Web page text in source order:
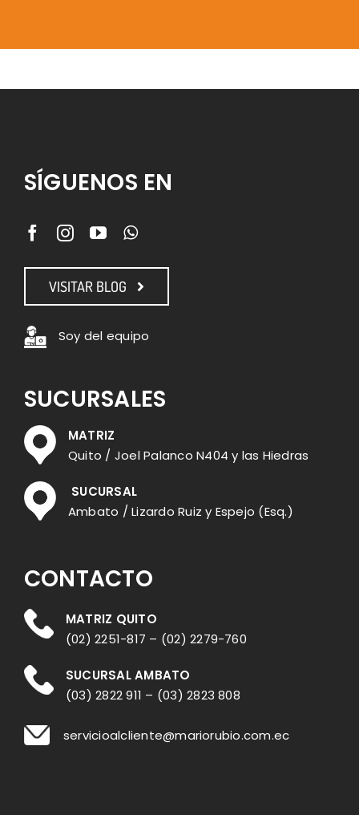
SÍGUENOS EN
VISITAR BLOG
Soy del equipo
SUCURSALES
MATRIZ
Quito / Joel Palanco N404 y las Hiedras
SUCURSAL
Ambato / Lizardo Ruiz y Espejo (Esq.)
CONTACTO
MATRIZ QUITO
(02) 2251-817 – (02) 2279-760
SUCURSAL AMBATO
(03) 2822 911 – (03) 2823 808
servicioalcliente@mariorubio.com.ec